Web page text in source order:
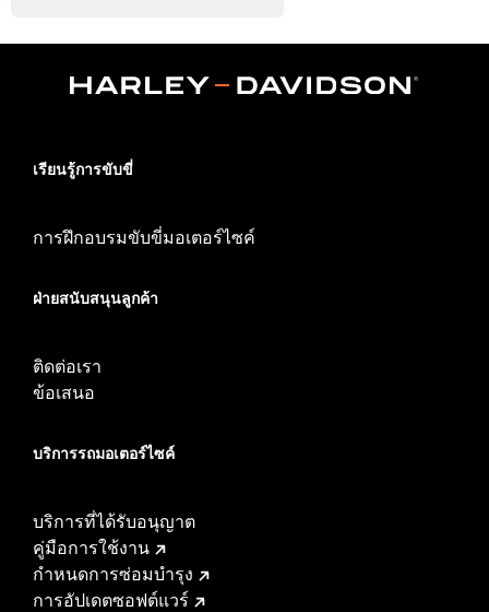
เรียนรู้การขับขี่
การฝึกอบรมขับขี่มอเตอร์ไซค์
ฝ่ายสนับสนุนลูกค้า
ติดต่อเรา
ข้อเสนอ
บริการรถมอเตอร์ไซค์​
บริการที่ได้รับอนุญาต
คู่มือการใช้งาน
กำหนดการซ่อมบำรุง
การอัปเดตซอฟต์แวร์